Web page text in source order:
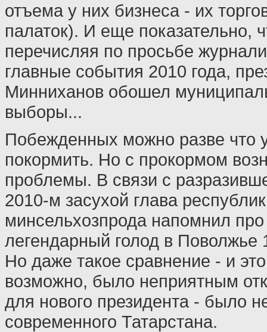
отъема у них бизнеса - их
палаток). И еще показательно,
перечисляя по просьбе
главные события 2010 года,
Минниханов обошел
выборы...
Побежденных можно разве что
покормить. Но с прокормом
проблемы. В связи с
2010-м засухой глава
минсельхозпрода напомнил про
легендарный голод в Поволжье
Но даже такое сравнение - и
возможно, было неприятным
для нового президента - было
современного Татарстана.